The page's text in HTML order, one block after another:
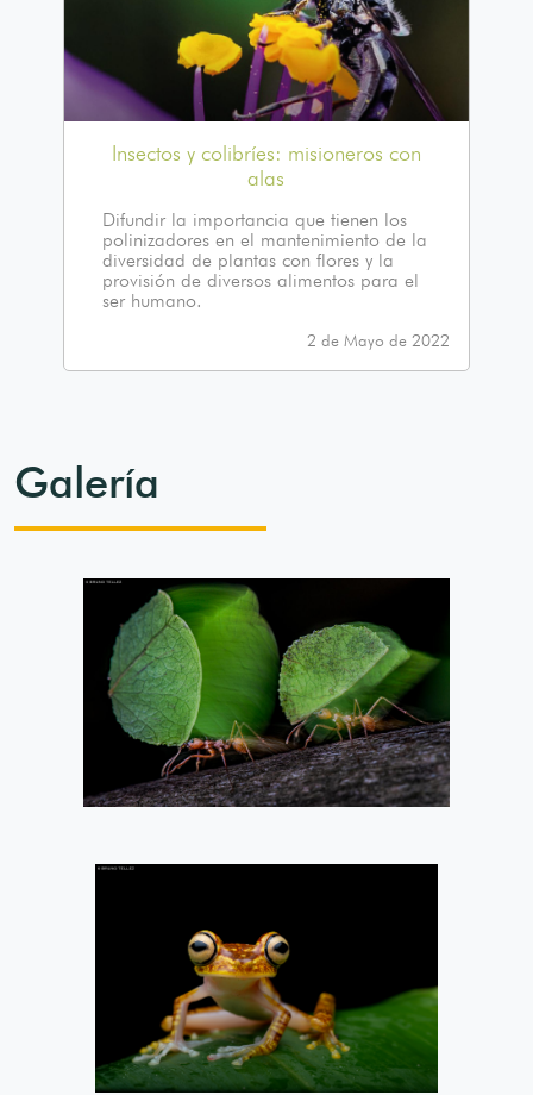
Insectos y colibríes: misioneros con
alas
Difundir la importancia que tienen los
polinizadores en el mantenimiento de la
diversidad de plantas con flores y la
provisión de diversos alimentos para el
ser humano.
2 de Mayo de 2022
Galería